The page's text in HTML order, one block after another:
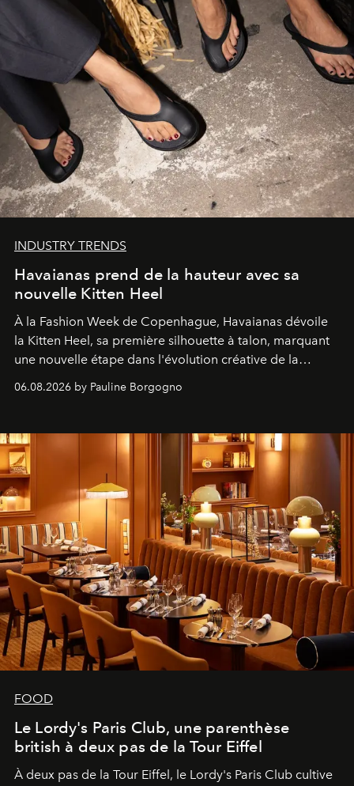
INDUSTRY TRENDS
Havaianas prend de la hauteur avec sa
nouvelle Kitten Heel
À la Fashion Week de Copenhague, Havaianas dévoile
la Kitten Heel, sa première silhouette à talon, marquant
une nouvelle étape dans l'évolution créative de la
06.08.2026 by Pauline Borgogno
FOOD
Le Lordy's Paris Club, une parenthèse
british à deux pas de la Tour Eiffel
À deux pas de la Tour Eiffel, le Lordy's Paris Club cultive